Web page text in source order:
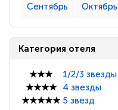
Сентябрь Октябрь
Категория отеля
★★★
1/2/3 звезды
★★★★
4 звезды
★★★★★ 5 звезд